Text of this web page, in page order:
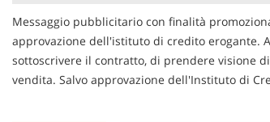
Messaggio pubblicitario con finalità
approvazione dell'istituto di credito erogante.
sottoscrivere il contratto, di prendere visione
vendita. Salvo approvazione dell'Instituto di